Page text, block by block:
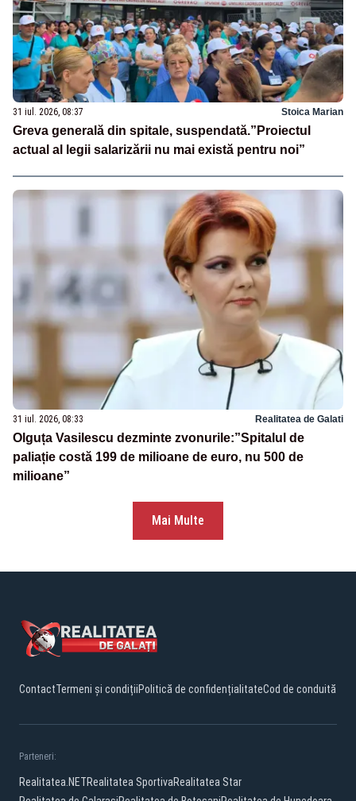
31 iul. 2026, 08:37 Stoica Marian
Greva generală din spitale, suspendată.”Proiectul
actual al legii salarizării nu mai există pentru noi”
31 iul. 2026, 08:33 Realitatea de Galati
Olguța Vasilescu dezminte zvonurile:”Spitalul de
paliație costă 199 de milioane de euro, nu 500 de
milioane”
Mai Multe
ContactTermeni și condițiiPolitică de confidențialitateCod de conduită
Parteneri:
Realitatea.NETRealitatea SportivaRealitatea Star